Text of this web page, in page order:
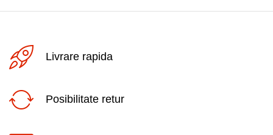
Livrare rapida
Posibilitate retur